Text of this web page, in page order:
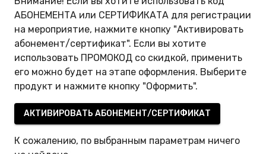
АБОНЕМЕНТА или СЕРТИФИКАТА для регистрации
на мероприятие, нажмите кнопку "Активировать
абонемент/сертификат". Если вы хотите
использовать ПРОМОКОД со скидкой, применить
его можно будет на этапе оформления. Выберите
продукт и нажмите кнопку "Оформить".
АКТИВИРОВАТЬ АБОНЕМЕНТ/СЕРТИФИКАТ
К сожалению, по выбранным параметрам ничего